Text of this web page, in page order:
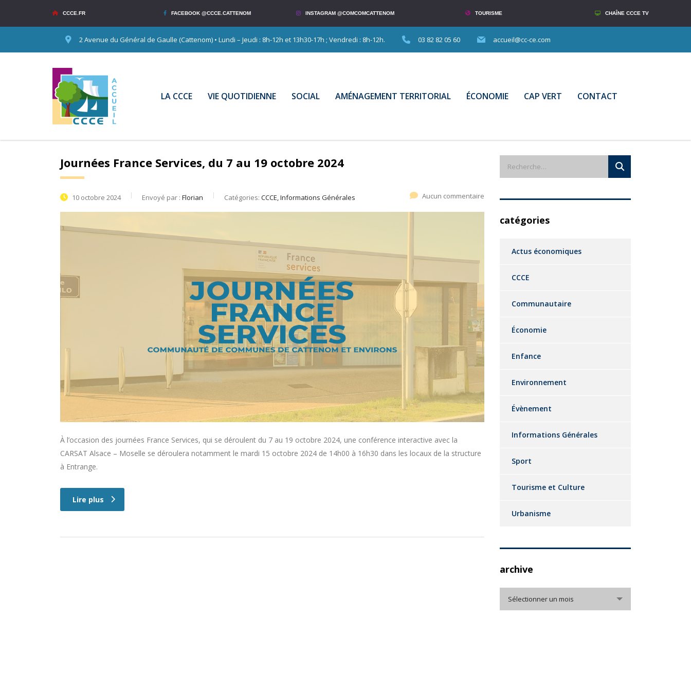
CCCE.FR FACEBOOK @CCCE.CATTENOM INSTAGRAM @COMCOMCATTENOM TOURISME CHAÎNE CCCE TV
2 Avenue du Général de Gaulle (Cattenom) • Lundi – Jeudi : 8h-12h et 13h30-17h ; Vendredi : 8h-12h. 03 82 82 05 60 accueil@cc-ce.com
LA CCCE VIE QUOTIDIENNE SOCIAL AMÉNAGEMENT TERRITORIAL ÉCONOMIE CAP VERT CONTACT
Journées France Services, du 7 au 19 octobre 2024
10 octobre 2024 Envoyé par : Florian Catégories: CCCE, Informations Générales Aucun commentaire
À l’occasion des journées France Services, qui se déroulent du 7 au 19 octobre 2024, une conférence interactive avec la
CARSAT Alsace – Moselle se déroulera notamment le mardi 15 octobre 2024 de 14h00 à 16h30 dans les locaux de la structure
à Entrange.
Lire plus
catégories
Actus économiques
CCCE
Communautaire
Économie
Enfance
Environnement
Évènement
Informations Générales
Sport
Tourisme et Culture
Urbanisme
archive
Sélectionner un mois